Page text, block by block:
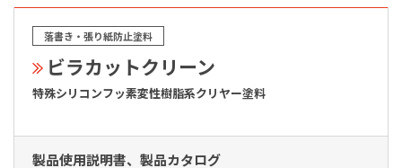
落書き・張り紙防止塗料
ビラカットクリーン
特殊シリコンフッ素変性樹脂系クリヤー塗料
製品使用説明書、製品カタログ